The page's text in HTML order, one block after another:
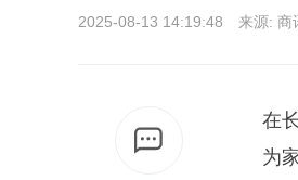
2025-08-13 14:19:48 来源: 商
在
为